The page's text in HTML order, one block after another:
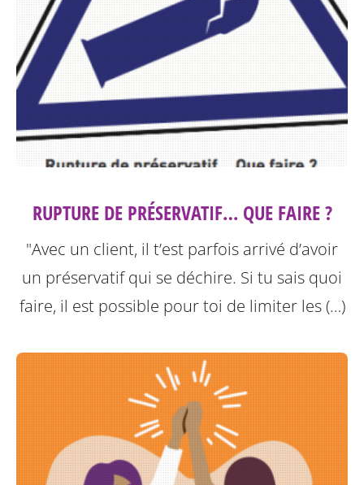
RUPTURE DE PRÉSERVATIF… QUE FAIRE ?
"Avec un client, il t’est parfois arrivé d’avoir
un préservatif qui se déchire. Si tu sais quoi
faire, il est possible pour toi de limiter les (…)